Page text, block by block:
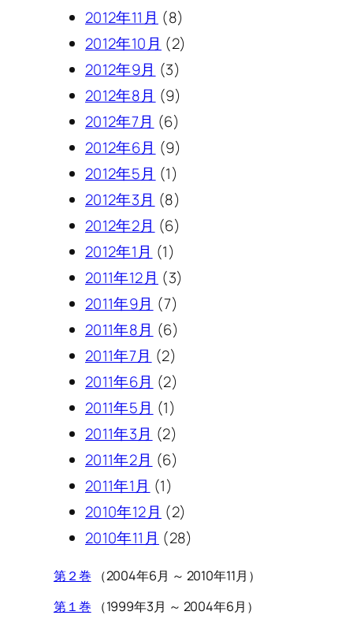
2012年11月 (8)
2012年10月 (2)
2012年9月 (3)
2012年8月 (9)
2012年7月 (6)
2012年6月 (9)
2012年5月 (1)
2012年3月 (8)
2012年2月 (6)
2012年1月 (1)
2011年12月 (3)
2011年9月 (7)
2011年8月 (6)
2011年7月 (2)
2011年6月 (2)
2011年5月 (1)
2011年3月 (2)
2011年2月 (6)
2011年1月 (1)
2010年12月 (2)
2010年11月 (28)
第２巻 （2004年6月 ～ 2010年11月）
第１巻 （1999年3月 ～ 2004年6月）